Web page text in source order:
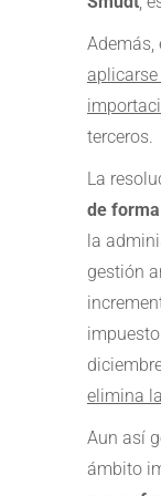
Además,
terceros.
La
de
la
gestión
elimina
Aun así
ámbito